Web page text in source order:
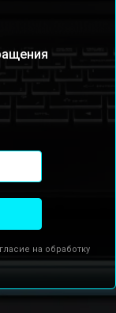
на обработку